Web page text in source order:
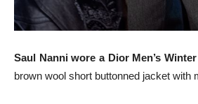
Saul Nanni wore a Dior Men’s
brown wool short buttonned jacket with